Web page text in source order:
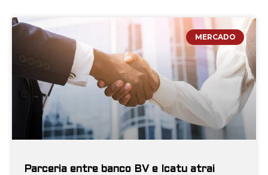
MERCADO
Parceria entre banco BV e Icatu atrai